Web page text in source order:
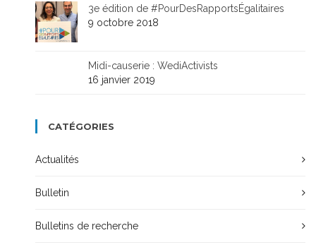
3e édition de #PourDesRapportsÉgalitaires
9 octobre 2018
Midi-causerie : WediActivists
16 janvier 2019
CATÉGORIES
Actualités
Bulletin
Bulletins de recherche